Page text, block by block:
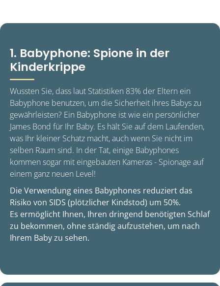
1. Babyphone: Spione in der
Kinderkrippe
Wussten Sie, dass laut Statistiken 83% der Eltern ein
Babyphone benutzen, um die Sicherheit ihres Babys zu
gewährleisten? Ein Babyphone ist wie ein persönlicher
James Bond für Ihr Baby. Es hält Sie auf dem Laufenden,
was Ihr kleiner Schatz macht, auch wenn Sie nicht im
selben Raum sind. In der Tat, einige Babyphones
kommen sogar mit eingebauten Kameras - Spionage auf
einem ganz neuen Level!
Die Verwendung eines Babyphones reduziert das
Risiko von SIDS (plötzlicher Kindstod) um 50%.
Es ermöglicht Ihnen, Ihren dringend benötigten Schlaf
zu bekommen, ohne ständig aufzustehen, um nach
Ihrem Baby zu sehen.